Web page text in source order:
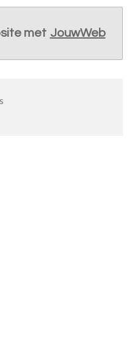
met JouwWeb